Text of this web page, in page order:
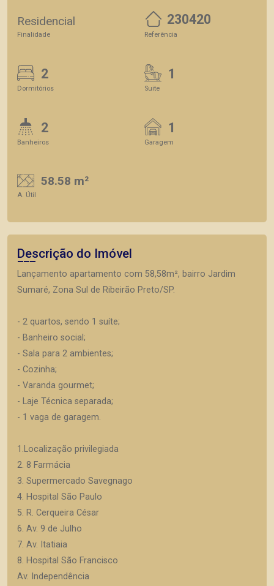
Residencial
Finalidade
230420
Referência
2
Dormitórios
1
Suite
2
Banheiros
1
Garagem
58.58 m²
A. Útil
Descrição do Imóvel
Lançamento apartamento com 58,58m², bairro Jardim
Sumaré, Zona Sul de Ribeirão Preto/SP.
- 2 quartos, sendo 1 suíte;
- Banheiro social;
- Sala para 2 ambientes;
- Cozinha;
- Varanda gourmet;
- Laje Técnica separada;
- 1 vaga de garagem.
1.Localização privilegiada
2. 8 Farmácia
3. Supermercado Savegnago
4. Hospital São Paulo
5. R. Cerqueira César
6. Av. 9 de Julho
7. Av. Itatiaia
8. Hospital São Francisco
Av. Independência